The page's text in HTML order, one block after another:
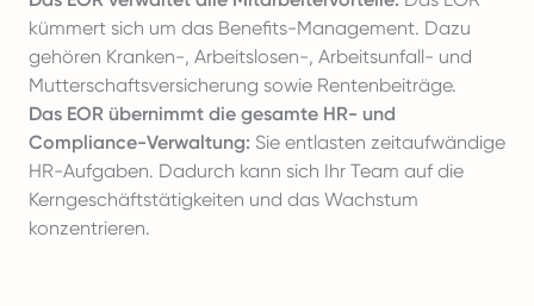
kümmert sich um das Benefits-Management. Dazu
gehören Kranken-, Arbeitslosen-, Arbeitsunfall- und
Mutterschaftsversicherung sowie Rentenbeiträge.
Das EOR übernimmt die gesamte HR- und
Compliance-Verwaltung: Sie entlasten zeitaufwändige
HR-Aufgaben. Dadurch kann sich Ihr Team auf die
Kerngeschäftstätigkeiten und das Wachstum
konzentrieren.